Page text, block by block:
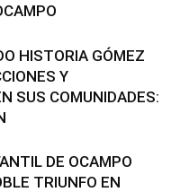
HISTORIA GÓMEZ
Y
SUS COMUNIDADES:
DE OCAMPO
TRIUNFO EN